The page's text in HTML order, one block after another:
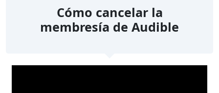
Cómo cancelar la
membresía de Audible